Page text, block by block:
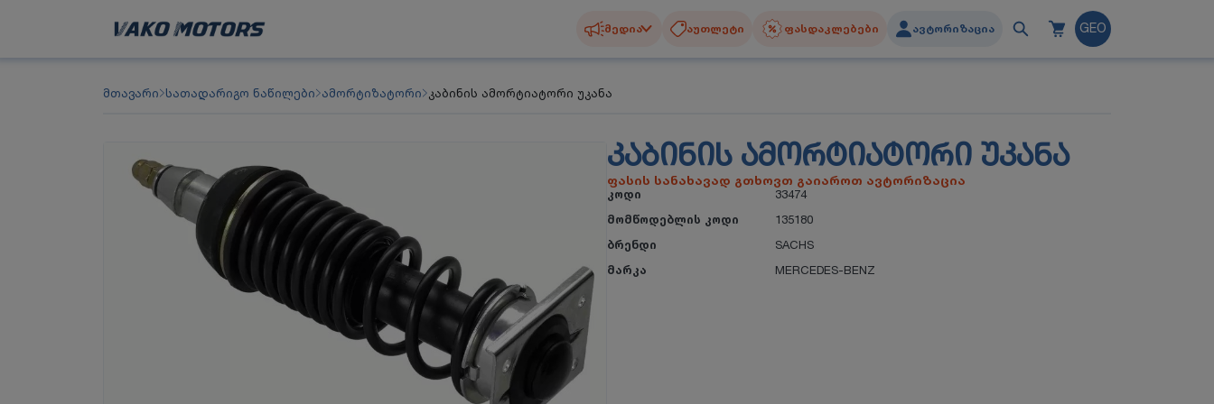
მედია აუთლეტი ფასდაკლებები ავტორიზაცია GEO
მთავარი სათადარიგო ნაწილები ამორტიზატორი კაბინის ამორტიატორი უკანა
ᲙᲐᲑᲘᲜᲘᲡ ᲐᲛᲝᲠᲢᲘᲐᲢᲝᲠᲘ ᲣᲙᲐᲜᲐ
ფასის სანახავად გთხოვთ გაიაროთ ავტორიზაცია
კოდი
33474
მომწოდებლის კოდი
135180
ბრენდი
SACHS
მარკა
MERCEDES-BENZ